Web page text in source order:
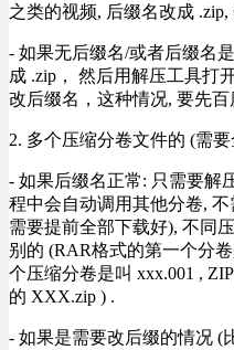
之类的视频, 后缀名改成
- 如果无后缀名/或者后缀名
成 .zip， 然后用解压工具打
改后缀名，这种情况, 要先
2. 多个压缩分卷文件的 (需
- 如果后缀名正常: 只需要解
程中会自动调用其他分卷,
需要提前全部下载好), 不同
别的 (RAR格式的第一个分
个压缩分卷是叫 xxx.001 ,
的 XXX.zip ) .
- 如果是需要改后缀的情况 (